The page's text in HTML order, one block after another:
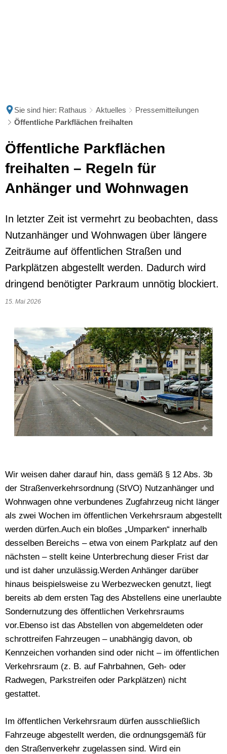
Sie sind hier: Rathaus Aktuelles
Pressemitteilungen
Öffentliche Parkflächen freihalten
Öffentliche Parkflächen
freihalten – Regeln für
Anhänger und Wohnwagen
In letzter Zeit ist vermehrt zu beobachten, dass
Nutzanhänger und Wohnwagen über längere
Zeiträume auf öffentlichen Straßen und
Parkplätzen abgestellt werden. Dadurch wird
dringend benötigter Parkraum unnötig blockiert.
15. Mai 2026
Wir weisen daher darauf hin, dass gemäß § 12 Abs. 3b
der Straßenverkehrsordnung (StVO) Nutzanhänger und
Wohnwagen ohne verbundenes Zugfahrzeug nicht länger
als zwei Wochen im öffentlichen Verkehrsraum abgestellt
werden dürfen.Auch ein bloßes „Umparken“ innerhalb
desselben Bereichs – etwa von einem Parkplatz auf den
nächsten – stellt keine Unterbrechung dieser Frist dar
und ist daher unzulässig.Werden Anhänger darüber
hinaus beispielsweise zu Werbezwecken genutzt, liegt
bereits ab dem ersten Tag des Abstellens eine unerlaubte
Sondernutzung des öffentlichen Verkehrsraums
vor.Ebenso ist das Abstellen von abgemeldeten oder
schrottreifen Fahrzeugen – unabhängig davon, ob
Kennzeichen vorhanden sind oder nicht – im öffentlichen
Verkehrsraum (z. B. auf Fahrbahnen, Geh- oder
Radwegen, Parkstreifen oder Parkplätzen) nicht
gestattet.
Im öffentlichen Verkehrsraum dürfen ausschließlich
Fahrzeuge abgestellt werden, die ordnungsgemäß für
den Straßenverkehr zugelassen sind. Wird ein